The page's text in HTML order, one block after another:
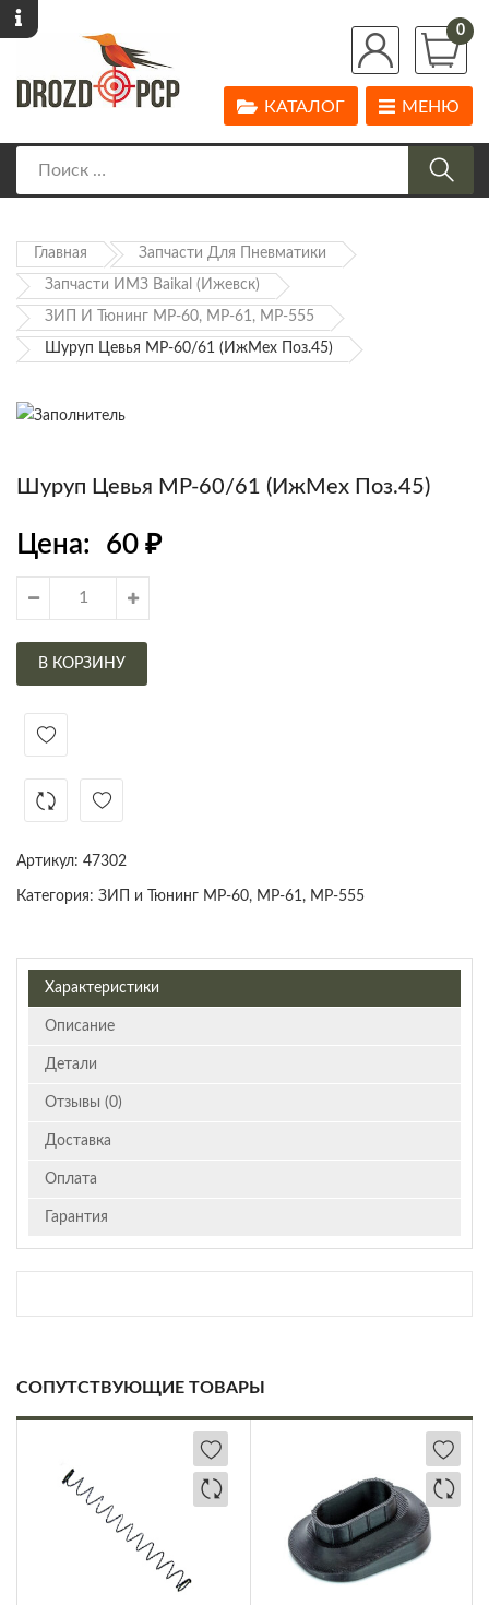
0
МЕНЮ
КАТАЛОГ
Главная Запчасти Для Пневматики
Запчасти ИМЗ Baikal (Ижевск)
ЗИП И Тюнинг МР-60, МР-61, МР-555
Шуруп Цевья МР-60/61 (ИжМех Поз.45)
Шуруп Цевья МР-60/61 (ИжМех Поз.45)
Цена: 60 ₽
В КОРЗИНУ
Артикул: 47302
Категория: ЗИП и Тюнинг МР-60, МР-61, МР-555
Характеристики
Описание
Детали
Отзывы (0)
Доставка
Оплата
Гарантия
СОПУТСТВУЮЩИЕ ТОВАРЫ